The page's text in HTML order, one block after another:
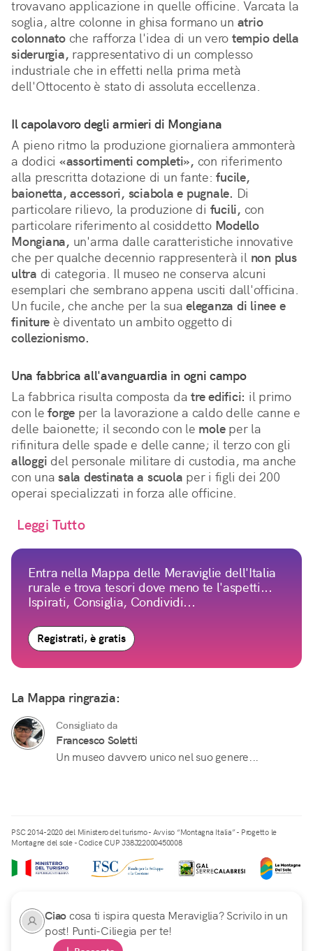
trovavano applicazione in quelle officine. Varcata la
soglia, altre colonne in ghisa formano un atrio
colonnato che rafforza l'idea di un vero tempio della
siderurgia, rappresentativo di un complesso
industriale che in effetti nella prima metà
dell'Ottocento è stato di assoluta eccellenza.
Il capolavoro degli armieri di Mongiana
A pieno ritmo la produzione giornaliera ammonterà
a dodici «assortimenti completi», con riferimento
alla prescritta dotazione di un fante:fucile,
baionetta, accessori, sciabola e pugnale. Di
particolare rilievo, la produzione di fucili, con
particolare riferimento al cosiddetto Modello
Mongiana, un'arma dalle caratteristiche innovative
che per qualche decennio rappresenterà il non plus
ultra di categoria. Il museo ne conserva alcuni
esemplari che sembrano appena usciti dall'officina.
Un fucile, che anche per la sua eleganza di linee e
finiture è diventato un ambito oggetto di
collezionismo.
Una fabbrica all'avanguardia in ogni campo
La fabbrica risulta composta da tre edifici: il primo
con leforge per la lavorazione a caldo delle canne e
delle baionette; il secondo con le moleper la
rifinitura delle spade e delle canne; il terzo con gli
alloggi del personale militare di custodia, ma anche
con una sala destinata a scuola per i figli dei 200
operai specializzati in forza alle officine.
Leggi Tutto
Entra nella Mappa delle Meraviglie dell'Italia
rurale e trova tesori dove meno te l'aspetti...
Ispirati, Consiglia, Condividi...
Registrati, è gratis
La Mappa ringrazia:
Consigliato da
Francesco Soletti
Un museo davvero unico nel suo genere...
PSC 2014-2020 del Ministero del turismo - Avviso “Montagna Italia” - Progetto le
Montagne del sole - Codice CUP J38J22000450008
Ciaocosa ti ispira questa Meraviglia? Scrivilo in un
post! Punti-Ciliegia per te!